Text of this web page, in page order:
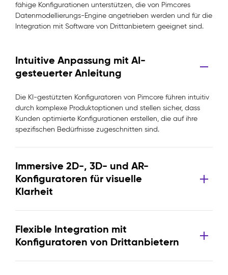
fähige Konfigurationen unterstützen, die von Pimcores
Datenmodellierungs-Engine angetrieben werden und für die
Integration mit Software von Drittanbietern geeignet sind.
Intuitive Anpassung mit AI-
gesteuerter Anleitung
Die KI-gestützten Konfiguratoren von Pimcore führen intuitiv
durch komplexe Produktoptionen und stellen sicher, dass
Kunden optimierte Konfigurationen erstellen, die auf ihre
spezifischen Bedürfnisse zugeschnitten sind.
Immersive 2D-, 3D- und AR-
Konfiguratoren für visuelle
Klarheit
Flexible Integration mit
Konfiguratoren von Drittanbietern